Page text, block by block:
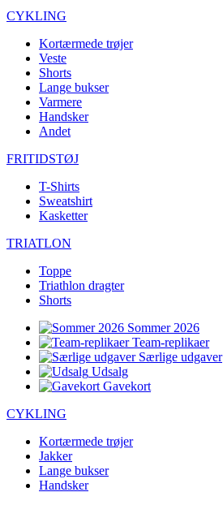
CYKLING
Kortærmede trøjer
Veste
Shorts
Lange bukser
Varmere
Handsker
Andet
FRITIDSTØJ
T-Shirts
Sweatshirt
Kasketter
TRIATLON
Toppe
Triathlon dragter
Shorts
Sommer 2026
Team-replikaer
Særlige udgaver
Udsalg
Gavekort
CYKLING
Kortærmede trøjer
Jakker
Lange bukser
Handsker